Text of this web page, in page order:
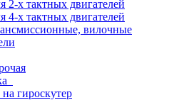
2-х тактных двигателей
4-х тактных двигателей
вилочные
гироскутер